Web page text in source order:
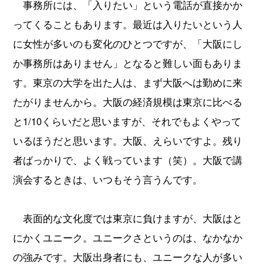
事務所には、「入りたい」という電話が直接かか
ってくることもあります。最近は入りたいという人
に女性が多いのも変化のひとつですが、「大阪にし
か事務所はありません」となると難しい面もありま
す。東京の大学を出た人は、まず大阪へは勤めに来
たがりませんから。大阪の経済規模は東京に比べる
と1/10くらいだと思いますが、それでもよくやって
いるほうだと思います。大阪、えらいですよ。残り
者ばっかりで、よく戦っています（笑）。大阪で講
演会するときは、いつもそう言うんです。
表面的な文化度では東京に負けますが、大阪はと
にかくユニーク。ユニークさというのは、なかなか
の強みです。大阪出身者にも、ユニークな人が多い